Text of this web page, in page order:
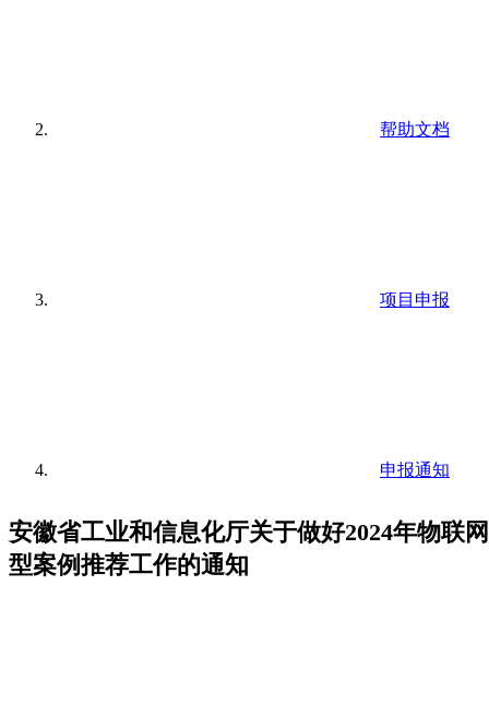
帮助文档
项目申报
申报通知
安徽省工业和信息化厅关于做好2024年物联
型案例推荐工作的通知